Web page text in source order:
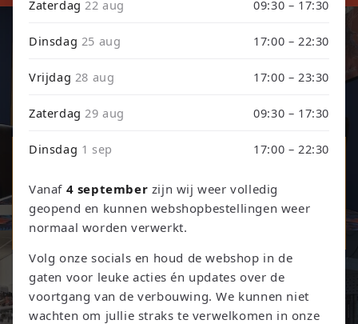
Retro Games, Consoles & TCG
Ontdek onze collectie retro games, refurbished consoles en
Trading Card Games
TCG Events
Zaterdag22 aug 09:30 – 17:30
Dinsdag 25 aug 17:00 – 22:30
Vrijdag 28 aug 17:00 – 23:30
Zaterdag29 aug 09:30 – 17:30
Dinsdag 1 sep 17:00 – 22:30
Vanaf 4 september zijn wij weer volledig
geopend en kunnen webshopbestellingen weer
normaal worden verwerkt.
Volg onze socials en houd de webshop in de
gaten voor leuke acties én updates over de
voortgang van de verbouwing. We kunnen niet
wachten om jullie straks te verwelkomen in onze